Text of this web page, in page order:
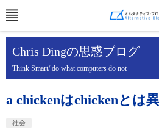
Chris Dingの思惑ブログ
Think Smart/ do what computers do not
a chickenはchickenとは
社会